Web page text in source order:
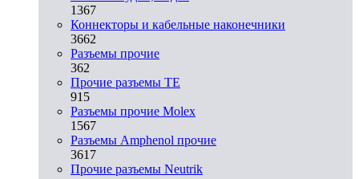
1367
Коннекторы и кабельные наконечники
3662
Разъeмы прочие
362
Прочие разъемы TE
915
Разъемы прочие Molex
1567
Разъемы Amphenol прочие
3617
Прочие разъемы Neutrik